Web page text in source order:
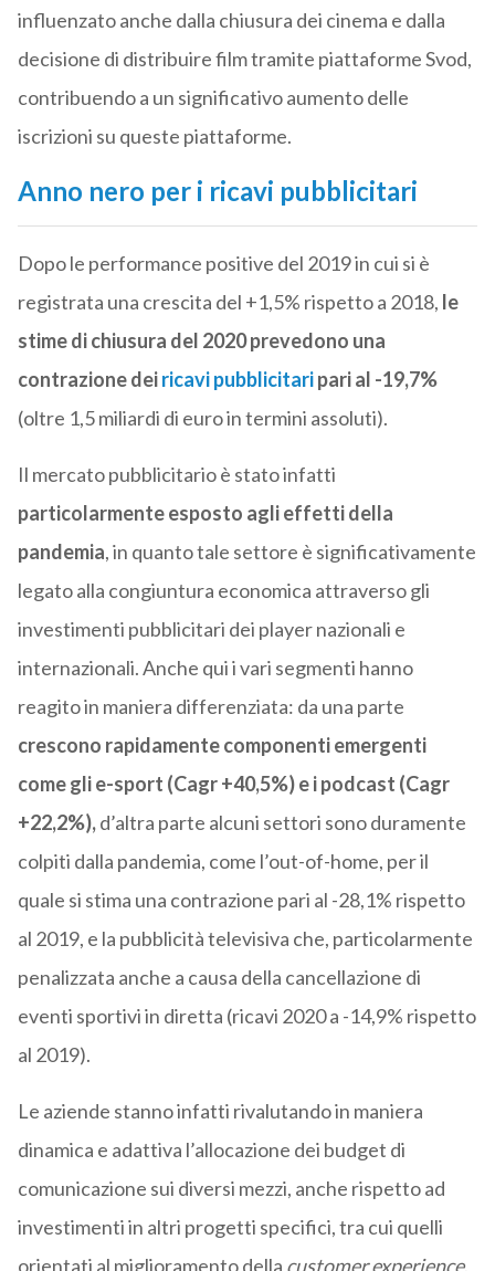
influenzato anche dalla chiusura dei cinema e dalla
decisione di distribuire film tramite piattaforme Svod,
contribuendo a un significativo aumento delle
iscrizioni su queste piattaforme.
Anno nero per i ricavi pubblicitari
Dopo le performance positive del 2019 in cui si è
registrata una crescita del +1,5% rispetto a 2018, le
stime di chiusura del 2020 prevedono una
contrazione deiricavi pubblicitaripari al -19,7%
(oltre 1,5 miliardi di euro in termini assoluti).
Il mercato pubblicitario è stato infatti
particolarmente esposto agli effetti della
pandemia, in quanto tale settore è significativamente
legato alla congiuntura economica attraverso gli
investimenti pubblicitari dei player nazionali e
internazionali. Anche qui i vari segmenti hanno
reagito in maniera differenziata: da una parte
crescono rapidamente componenti emergenti
come gli e-sport (Cagr +40,5%) e i podcast (Cagr
+22,2%),d’altra parte alcuni settori sono duramente
colpiti dalla pandemia, come l’out-of-home, per il
quale si stima una contrazione pari al -28,1% rispetto
al 2019, e la pubblicità televisiva che, particolarmente
penalizzata anche a causa della cancellazione di
eventi sportivi in diretta (ricavi 2020 a -14,9% rispetto
al 2019).
Le aziende stanno infatti rivalutando in maniera
dinamica e adattiva l’allocazione dei budget di
comunicazione sui diversi mezzi, anche rispetto ad
investimenti in altri progetti specifici, tra cui quelli
orientati al miglioramento della customer experience.